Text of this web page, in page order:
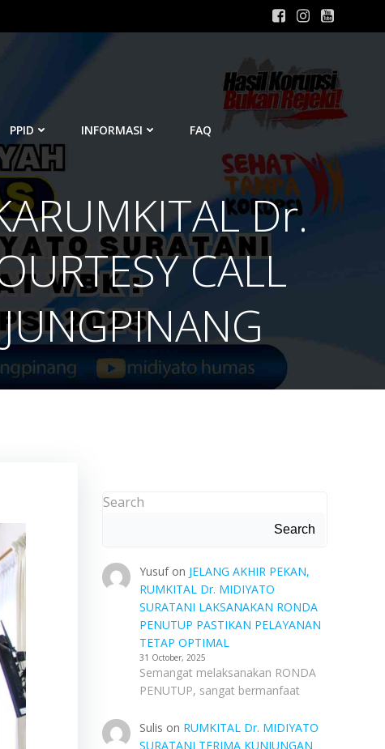
PPID INFORMASI FAQ
Dr.
CALL
Search
Search
Yusufon JELANG AKHIR PEKAN,
RUMKITAL Dr. MIDIYATO
SURATANI LAKSANAKAN RONDA
PENUTUP PASTIKAN PELAYANAN
TETAP OPTIMAL
31 October, 2025
Semangat melaksanakan RONDA
PENUTUP, sangat bermanfaat
Sulis on RUMKITAL Dr. MIDIYATO
SURATANI TERIMA KUNJUNGAN